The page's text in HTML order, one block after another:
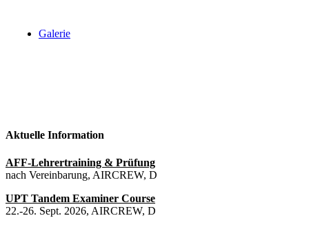
Galerie
Aktuelle Information
AFF-Lehrertraining & Prüfung
nach Vereinbarung, AIRCREW, D
UPT Tandem Examiner Course
22.-26. Sept. 2026, AIRCREW, D